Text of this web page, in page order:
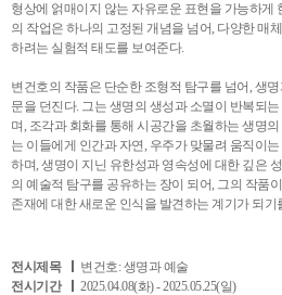
형상에 얽매이지 않는 자유로운 표현을 가능하게
의 작업은 하나의 고정된 개념을 넘어, 다양한 매
하려는 실험적 태도를 보여준다.
변건호의 작품은 단순한 조형적 탐구를 넘어, 생
문을 던진다. 그는 생명의 생성과 소멸이 반복되
며, 조각과 회화를 통해 시공간을 초월하는 생명
는 이들에게 인간과 자연, 우주가 맞물려 움직이
하며, 생명이 지닌 유한성과 영속성에 대한 깊은
의 예술적 탐구를 공유하는 장이 되어, 그의 작품
존재에 대한 새로운 인식을 발견하는 계기가 되기
전시제목
변건호: 생명과 예술
전시기간
2025.04.08(화) - 2025.05.25(일)